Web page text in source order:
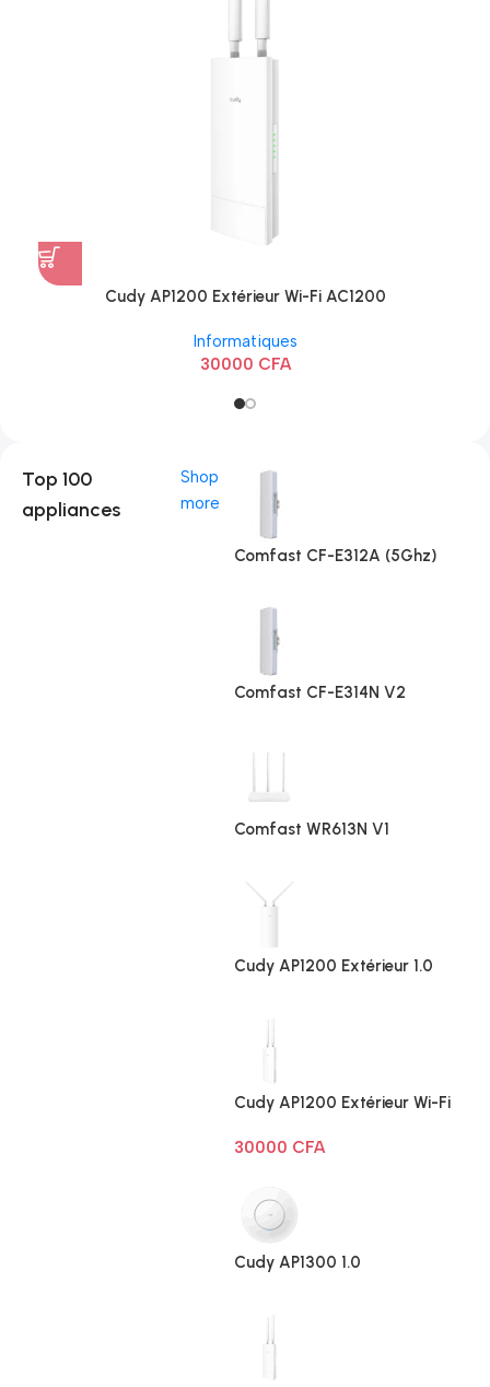
Cudy AP1200 Extérieur Wi-Fi AC1200
Informatiques
30000 CFA
Top 100
appliances
Shop
more
Comfast CF-E312A (5Ghz)
Comfast CF-E314N V2
Comfast WR613N V1
Cudy AP1200 Extérieur 1.0
Cudy AP1200 Extérieur Wi-Fi
30000 CFA
Cudy AP1300 1.0